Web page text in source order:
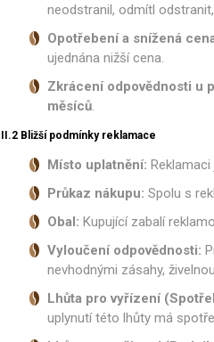
neodstranil, odmítl
Opotřebení a snížená
ujednána nižší cena.
Zkrácení odpovědnosti u
měsíců.
III.2 Bližší podmínky reklamace
Místo uplatnění:
Průkaz nákupu: Spolu s
Obal: Kupující zabalí
Vyloučení odpovědnosti:
nevhodnými zásahy,
Lhůta pro vyřízení
uplynutí této lhůty má